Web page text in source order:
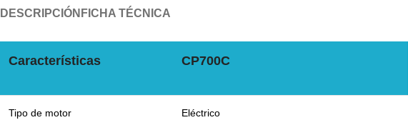
DESCRIPCIÓN FICHA TÉCNICA
Características CP700C
Tipo de motor Eléctrico